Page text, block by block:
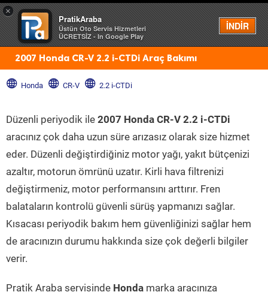
×
PratikAraba
Üstün Oto Servis Hizmetleri
ÜCRETSİZ - In Google Play
İNDİR
Menü
2007 Honda CR-V 2.2 i-CTDi Araç Bakımı
Honda CR-V 2.2 i-CTDi
Düzenli periyodik ile 2007 Honda CR-V 2.2 i-CTDi
aracınız çok daha uzun süre arızasız olarak size hizmet
eder. Düzenli değiştirdiğiniz motor yağı, yakıt bütçenizi
azaltır, motorun ömrünü uzatır. Kirli hava filtrenizi
değiştirmeniz, motor performansını arttırır. Fren
balataların kontrolü güvenli sürüş yapmanızı sağlar.
Kısacası periyodik bakım hem güvenliğinizi sağlar hem
de aracınızın durumu hakkında size çok değerli bilgiler
verir.
Pratik Araba servisinde Honda marka aracınıza